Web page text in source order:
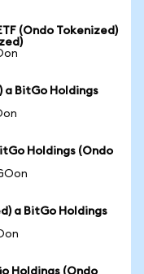
(Ondo Tokenized)
a BitGo Holdings
Holdings (Ondo
a BitGo Holdings
Holdings (Ondo